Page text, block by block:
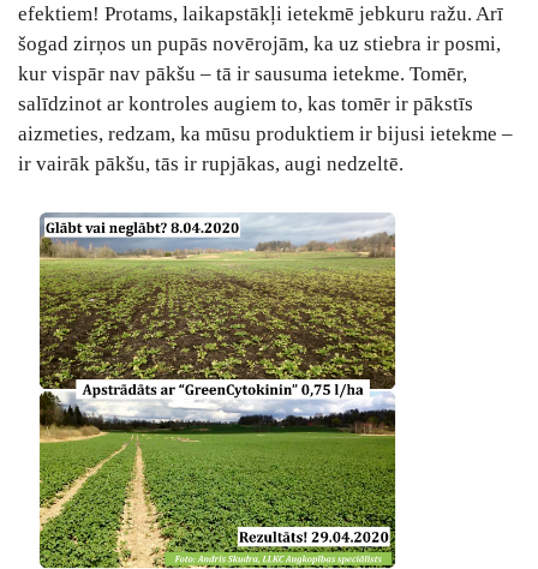
efektiem! Protams, laikapstākļi ietekmē jebkuru ražu. Arī
šogad zirņos un pupās novērojām, ka uz stiebra ir posmi,
kur vispār nav pākšu – tā ir sausuma ietekme. Tomēr,
salīdzinot ar kontroles augiem to, kas tomēr ir pākstīs
aizmeties, redzam, ka mūsu produktiem ir bijusi ietekme –
ir vairāk pākšu, tās ir rupjākas, augi nedzeltē.